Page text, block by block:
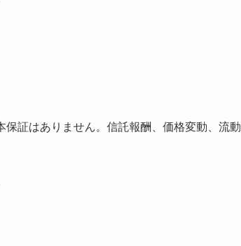
証はありません。信託報酬、価格変動、流動